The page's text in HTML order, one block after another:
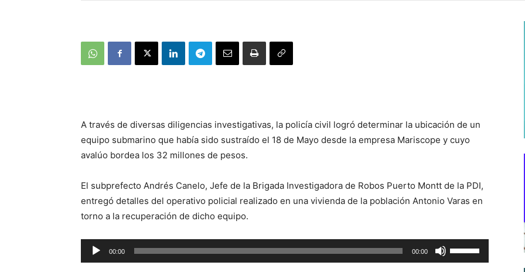
A través de diversas diligencias investigativas, la policía civil logró determinar la ubicación de un
equipo submarino que había sido sustraído el 18 de Mayo desde la empresa Mariscope y cuyo
avalúo bordea los 32 millones de pesos.
El subprefecto Andrés Canelo, Jefe de la Brigada Investigadora de Robos Puerto Montt de la PDI,
entregó detalles del operativo policial realizado en una vivienda de la población Antonio Varas en
torno a la recuperación de dicho equipo.
Reproductor
de
00:00 00:00
las